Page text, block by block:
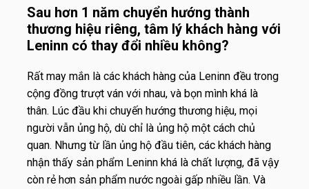
Sau hơn 1 năm chuyển hướng thành
thương hiệu riêng, tâm lý khách hàng với
Leninn có thay đổi nhiều không?
Rất may mắn là các khách hàng của Leninn đều trong
cộng đồng trượt ván với nhau, và bọn mình khá là
thân. Lúc đầu khi chuyến hướng thương hiệu, mọi
người vẫn ủng hộ, dù chỉ là ủng hộ một cách chủ
quan. Nhưng từ lần ủng hộ đầu tiên, các khách hàng
nhận thấy sản phẩm Leninn khá là chất lượng, đã vậy
còn rẻ hơn sản phẩm nước ngoài gấp nhiều lần. Và